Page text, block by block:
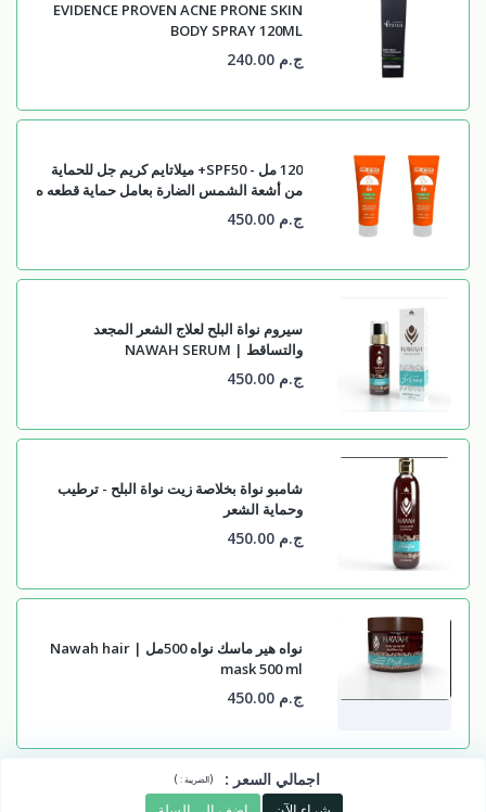
EVIDENCE PROVEN ACNE PRONE SKIN
BODY SPRAY 120ML
ج.م 240.00
120 مل - SPF50+ ميلاتايم كريم جل للحماية
من أشعة الشمس الضارة بعامل حماية قطعه ه
ج.م 450.00
سيروم نواة البلح لعلاج الشعر المجعد
والتساقط | NAWAH SERUM
ج.م 450.00
شامبو نواة بخلاصة زيت نواة البلح - ترطيب
وحماية الشعر
ج.م 450.00
نواه هير ماسك نواه 500مل | Nawah hair
mask 500 ml
ج.م 450.00
اجمالي السعر :
(الضريبة :)